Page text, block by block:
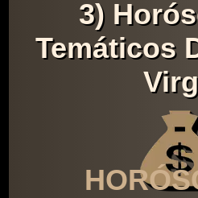
3)
Temáticos